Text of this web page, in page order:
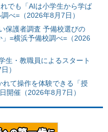
でも「AIは小学生から学ば
べ=（2026年8月7日）
保護者調査 予備校選びの
=横浜予備校調べ=（2026
生・教職員によるスタート
）
て操作を体験できる「授
開催（2026年8月7日）